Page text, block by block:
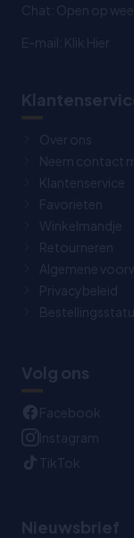
Chat: Open op
E-mail: Klik Hier
Over ons
Neem contact
Klantenservice
Favorieten
Winkelmandje
Retourneren
Algemene
Privacybeleid
Volg ons
Facebook
Instagram
TikTok
Nieuwsbrief